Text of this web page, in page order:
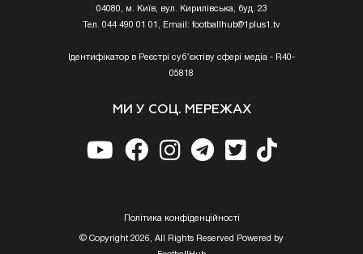
04080, м. Київ, вул. Кирилівська, буд. 23
Тел. 044 490 01 01, Email: footballhub@1plus1.tv
Ідентифікатор в Реєстрі суб’єктіву сфері медіа - R40-
05818
МИ У СОЦ. МЕРЕЖАХ
Полiтика конфiденцiйностi
© Copyright 2026, All Rights Reserved Powered by